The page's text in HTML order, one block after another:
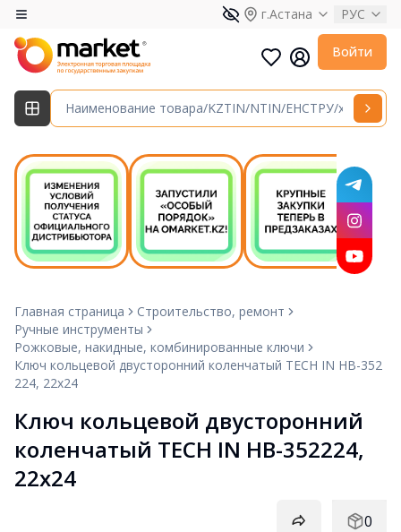
г.Астана РУС
Войти
Главная страница
Строительство, ремонт
Ручные инструменты
Рожковые, накидные, комбинированные ключи
Ключ кольцевой двусторонний коленчатый TECH IN HB-352
224, 22х24
Ключ кольцевой двусторонний
коленчатый TECH IN HB-352224,
22х24
0